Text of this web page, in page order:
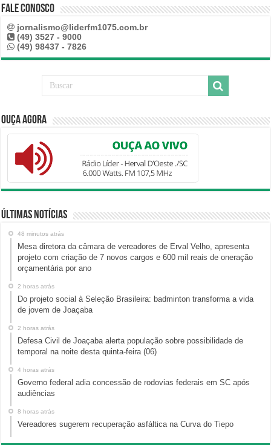
Fale Conosco
jornalismo@liderfm1075.com.br
(49) 3527 - 9000
(49) 98437 - 7826
Ouça Agora
Últimas Notícias
48 minutos atrás
Mesa diretora da câmara de vereadores de Erval Velho, apresenta
projeto com criação de 7 novos cargos e 600 mil reais de oneração
orçamentária por ano
2 horas atrás
Do projeto social à Seleção Brasileira: badminton transforma a vida
de jovem de Joaçaba
2 horas atrás
Defesa Civil de Joaçaba alerta população sobre possibilidade de
temporal na noite desta quinta-feira (06)
4 horas atrás
Governo federal adia concessão de rodovias federais em SC após
audiências
8 horas atrás
Vereadores sugerem recuperação asfáltica na Curva do Tiepo